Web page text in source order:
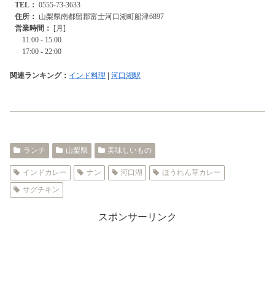
関連ランキング： インド料理 河口湖駅
ランチ 山梨県 美味しいもの
インドカレー ナン 河口湖
ほうれん草カレー
サグチキン
スポンサーリンク